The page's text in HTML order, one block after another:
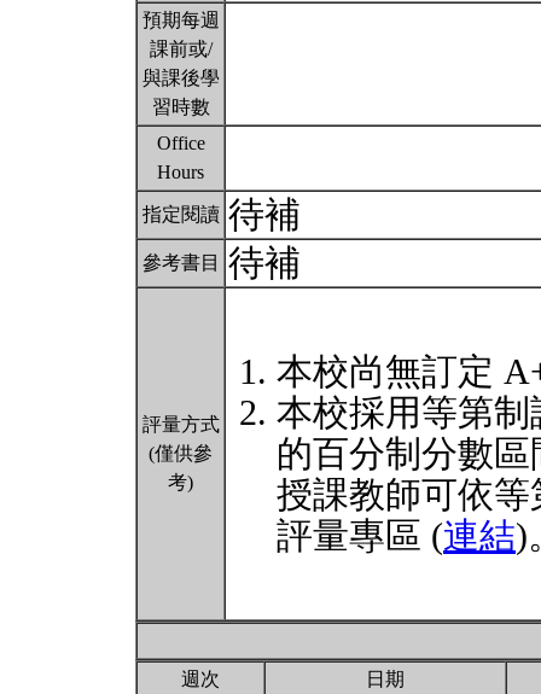
預期每週
課前或/
與課後學
習時數
Office
Hours
指定閱讀 待補
參考書目 待補
評量方式
(僅供參
考)
本校尚無訂定
本校採用等第
的百分制分數
授課教師可依
評量專區 (連結)
週次 日期